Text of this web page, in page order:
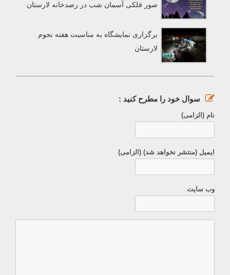
صور فلکی آسمان شب در رصدخانه لارستان
برگزاری نمایشگاه به مناسبت هفته نجوم
لارستان
سوال خود را مطرح کنید :
نام (الزامی)
ایمیل (منتشر نخواهد شد) (الزامی)
وب سایت